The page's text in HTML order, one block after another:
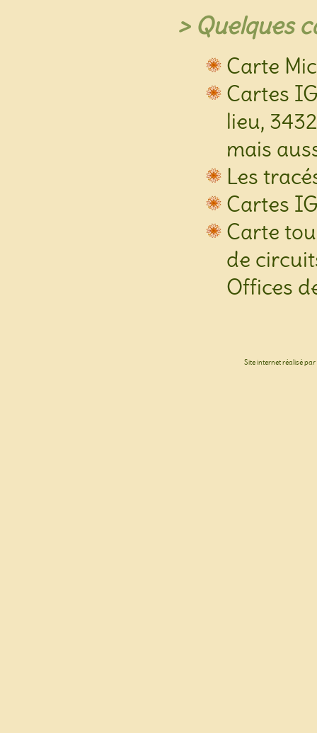
> Quelques
Carte
Cartes
lieu,
mais
Les
Cartes
Carte
de
Offices
Site internet réalisé par